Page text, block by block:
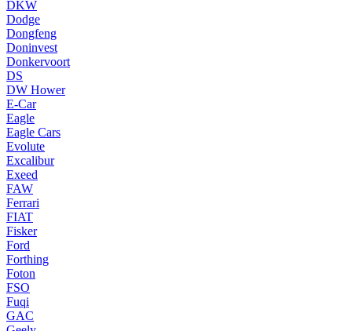
DKW
Dodge
Dongfeng
Doninvest
Donkervoort
DS
DW Hower
E-Car
Eagle
Eagle Cars
Evolute
Excalibur
Exeed
FAW
Ferrari
FIAT
Fisker
Ford
Forthing
Foton
FSO
Fuqi
GAC